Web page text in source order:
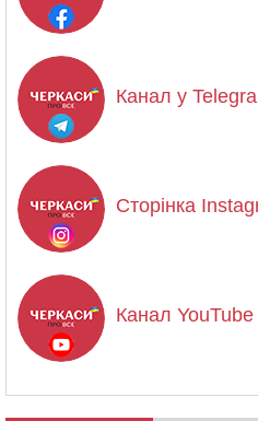
Канал у
Сторінка
Канал YouTube